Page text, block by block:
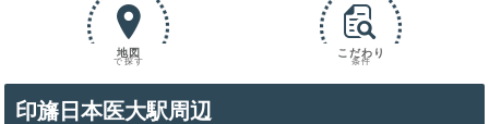
地図
で探す
こだわり
条件
印旛日本医大駅周辺